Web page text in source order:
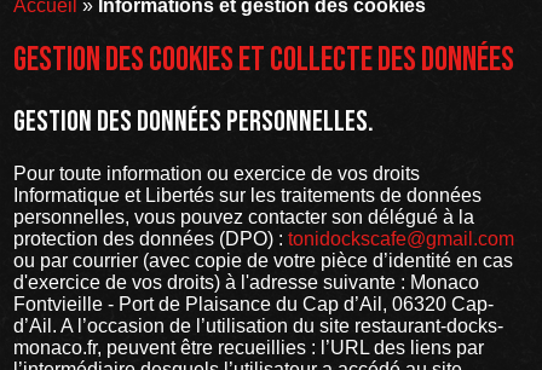
Accueil » Informations et gestion des cookies
Gestion des cookies et collecte des données
Gestion des données personnelles.
Pour toute information ou exercice de vos droits
Informatique et Libertés sur les traitements de données
personnelles, vous pouvez contacter son délégué à la
protection des données (DPO) :tonidockscafe@gmail.com
ou par courrier (avec copie de votre pièce d’identité en cas
d'exercice de vos droits) à l'adresse suivante : Monaco
Fontvieille - Port de Plaisance du Cap d’Ail, 06320 Cap-
d’Ail. A l’occasion de l’utilisation du site restaurant-docks-
monaco.fr, peuvent être recueillies : l’URL des liens par